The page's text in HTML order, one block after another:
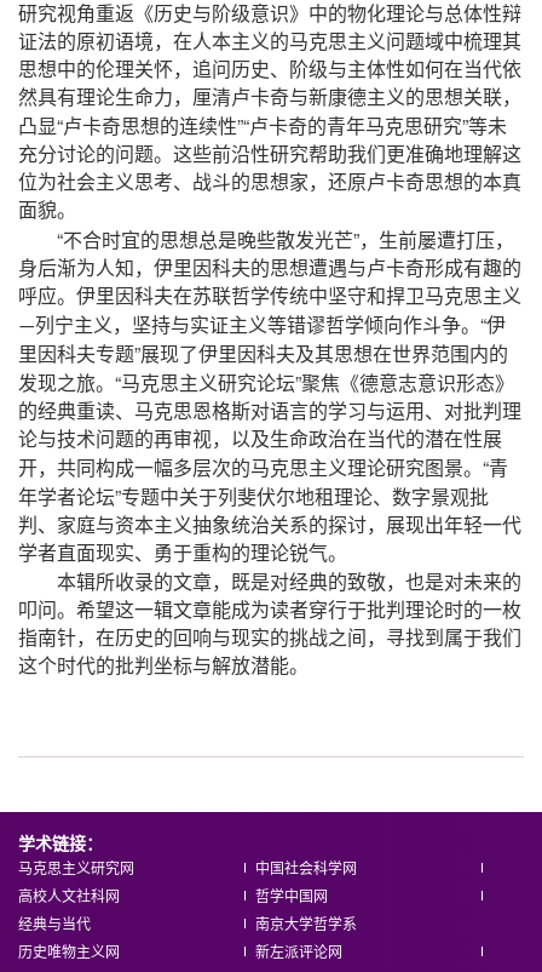
研究视角重返《历史与阶级意识》中的物化理论与总体性辩
证法的原初语境，在人本主义的马克思主义问题域中梳理其
思想中的伦理关怀，追问历史、阶级与主体性如何在当代依
然具有理论生命力，厘清卢卡奇与新康德主义的思想关联，
凸显“卢卡奇思想的连续性”“卢卡奇的青年马克思研究”等未
充分讨论的问题。这些前沿性研究帮助我们更准确地理解这
位为社会主义思考、战斗的思想家，还原卢卡奇思想的本真
面貌。
“不合时宜的思想总是晚些散发光芒”，生前屡遭打压，
身后渐为人知，伊里因科夫的思想遭遇与卢卡奇形成有趣的
呼应。伊里因科夫在苏联哲学传统中坚守和捍卫马克思主义
—列宁主义，坚持与实证主义等错谬哲学倾向作斗争。 “伊
里因科夫专题”展现了伊里因科夫及其思想在世界范围内的
发现之旅。 “马克思主义研究论坛”聚焦《德意志意识形态》
的经典重读、马克思恩格斯对语言的学习与运用、对批判理
论与技术问题的再审视，以及生命政治在当代的潜在性展
开，共同构成一幅多层次的马克思主义理论研究图景。 “青
年学者论坛”专题中关于列斐伏尔地租理论、数字景观批
判、家庭与资本主义抽象统治关系的探讨，展现出年轻一代
学者直面现实、勇于重构的理论锐气。
本辑所收录的文章，既是对经典的致敬，也是对未来的
叩问。希望这一辑文章能成为读者穿行于批判理论时的一枚
指南针，在历史的回响与现实的挑战之间，寻找到属于我们
这个时代的批判坐标与解放潜能。
学术链接：
马克思主义研究网
中国社会科学网
高校人文社科网
哲学中国网
经典与当代
南京大学哲学系
历史唯物主义网
新左派评论网